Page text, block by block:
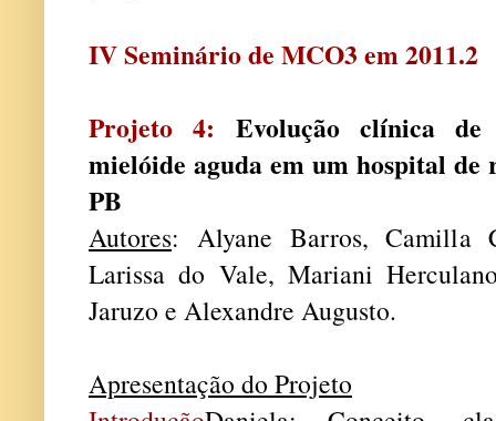
IV Seminário de MCO3 em 2011.2
Projeto 4: Evolução clínica de
mielóide aguda em um hospital de
PB
Autores: Alyane Barros, Camilla
Larissa do Vale, Mariani
Jaruzo e Alexandre Augusto.
Apresentação do Projeto